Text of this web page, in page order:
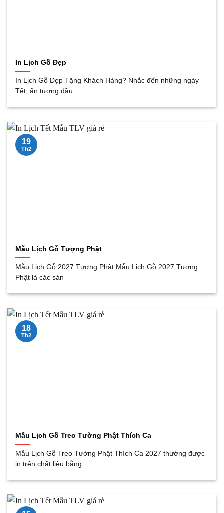
In Lịch Gỗ Đẹp
In Lịch Gỗ Đẹp Tặng Khách Hàng? Nhắc đến những ngày
Tết, ấn tượng đầu
Mẫu Lịch Gỗ Tượng Phật
Mẫu Lịch Gỗ 2027 Tượng Phật Mẫu Lịch Gỗ 2027 Tượng
Phật là các sản
19
Th2
Mẫu Lịch Gỗ Treo Tường Phật Thích Ca
Mẫu Lịch Gỗ Treo Tường Phật Thích Ca 2027 thường được
in trên chất liệu bằng
18
Th2